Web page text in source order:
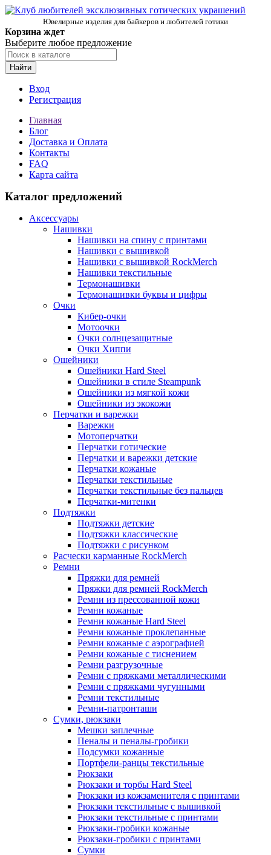
Ювелирные изделия для байкеров и любителей готики
Корзина ждет
Выберите любое предложение
Найти
Вход
Регистрация
Главная
Блог
Доставка и Оплата
Контакты
FAQ
Карта сайта
Каталог предложений
Аксессуары
Нашивки
Нашивки на спину с принтами
Нашивки с вышивкой
Нашивки с вышивкой RockMerch
Нашивки текстильные
Термонашивки
Термонашивки буквы и цифры
Очки
Кибер-очки
Мотоочки
Очки солнцезащитные
Очки Хиппи
Ошейники
Ошейники Hard Steel
Ошейники в стиле Steampunk
Ошейники из мягкой кожи
Ошейники из экокожи
Перчатки и варежки
Варежки
Мотоперчатки
Перчатки готические
Перчатки и варежки детские
Перчатки кожаные
Перчатки текстильные
Перчатки текстильные без пальцев
Перчатки-митенки
Подтяжки
Подтяжки детские
Подтяжки классические
Подтяжки с рисунком
Расчески карманные RockMerch
Ремни
Пряжки для ремней
Пряжки для ремней RockMerch
Ремни из прессованной кожи
Ремни кожаные
Ремни кожаные Hard Steel
Ремни кожаные проклепанные
Ремни кожаные с аэрографией
Ремни кожаные с тиснением
Ремни разгрузочные
Ремни с пряжками металлическими
Ремни с пряжками чугунными
Ремни текстильные
Ремни-патронташи
Сумки, рюкзаки
Мешки заплечные
Пеналы и пеналы-гробики
Подсумки кожанные
Портфели-ранцы текстильные
Рюкзаки
Рюкзаки и торбы Hard Steel
Рюкзаки из кожзаменителя с принтами
Рюкзаки текстильные с вышивкой
Рюкзаки текстильные с принтами
Рюкзаки-гробики кожаные
Рюкзаки-гробики с принтами
Сумки